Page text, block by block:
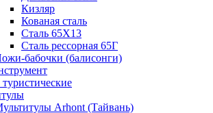
Кизляр
Кованая сталь
Сталь 65Х13
Сталь рессорная 65Г
бабочки (балисонги)
Arhont (Тайвань)